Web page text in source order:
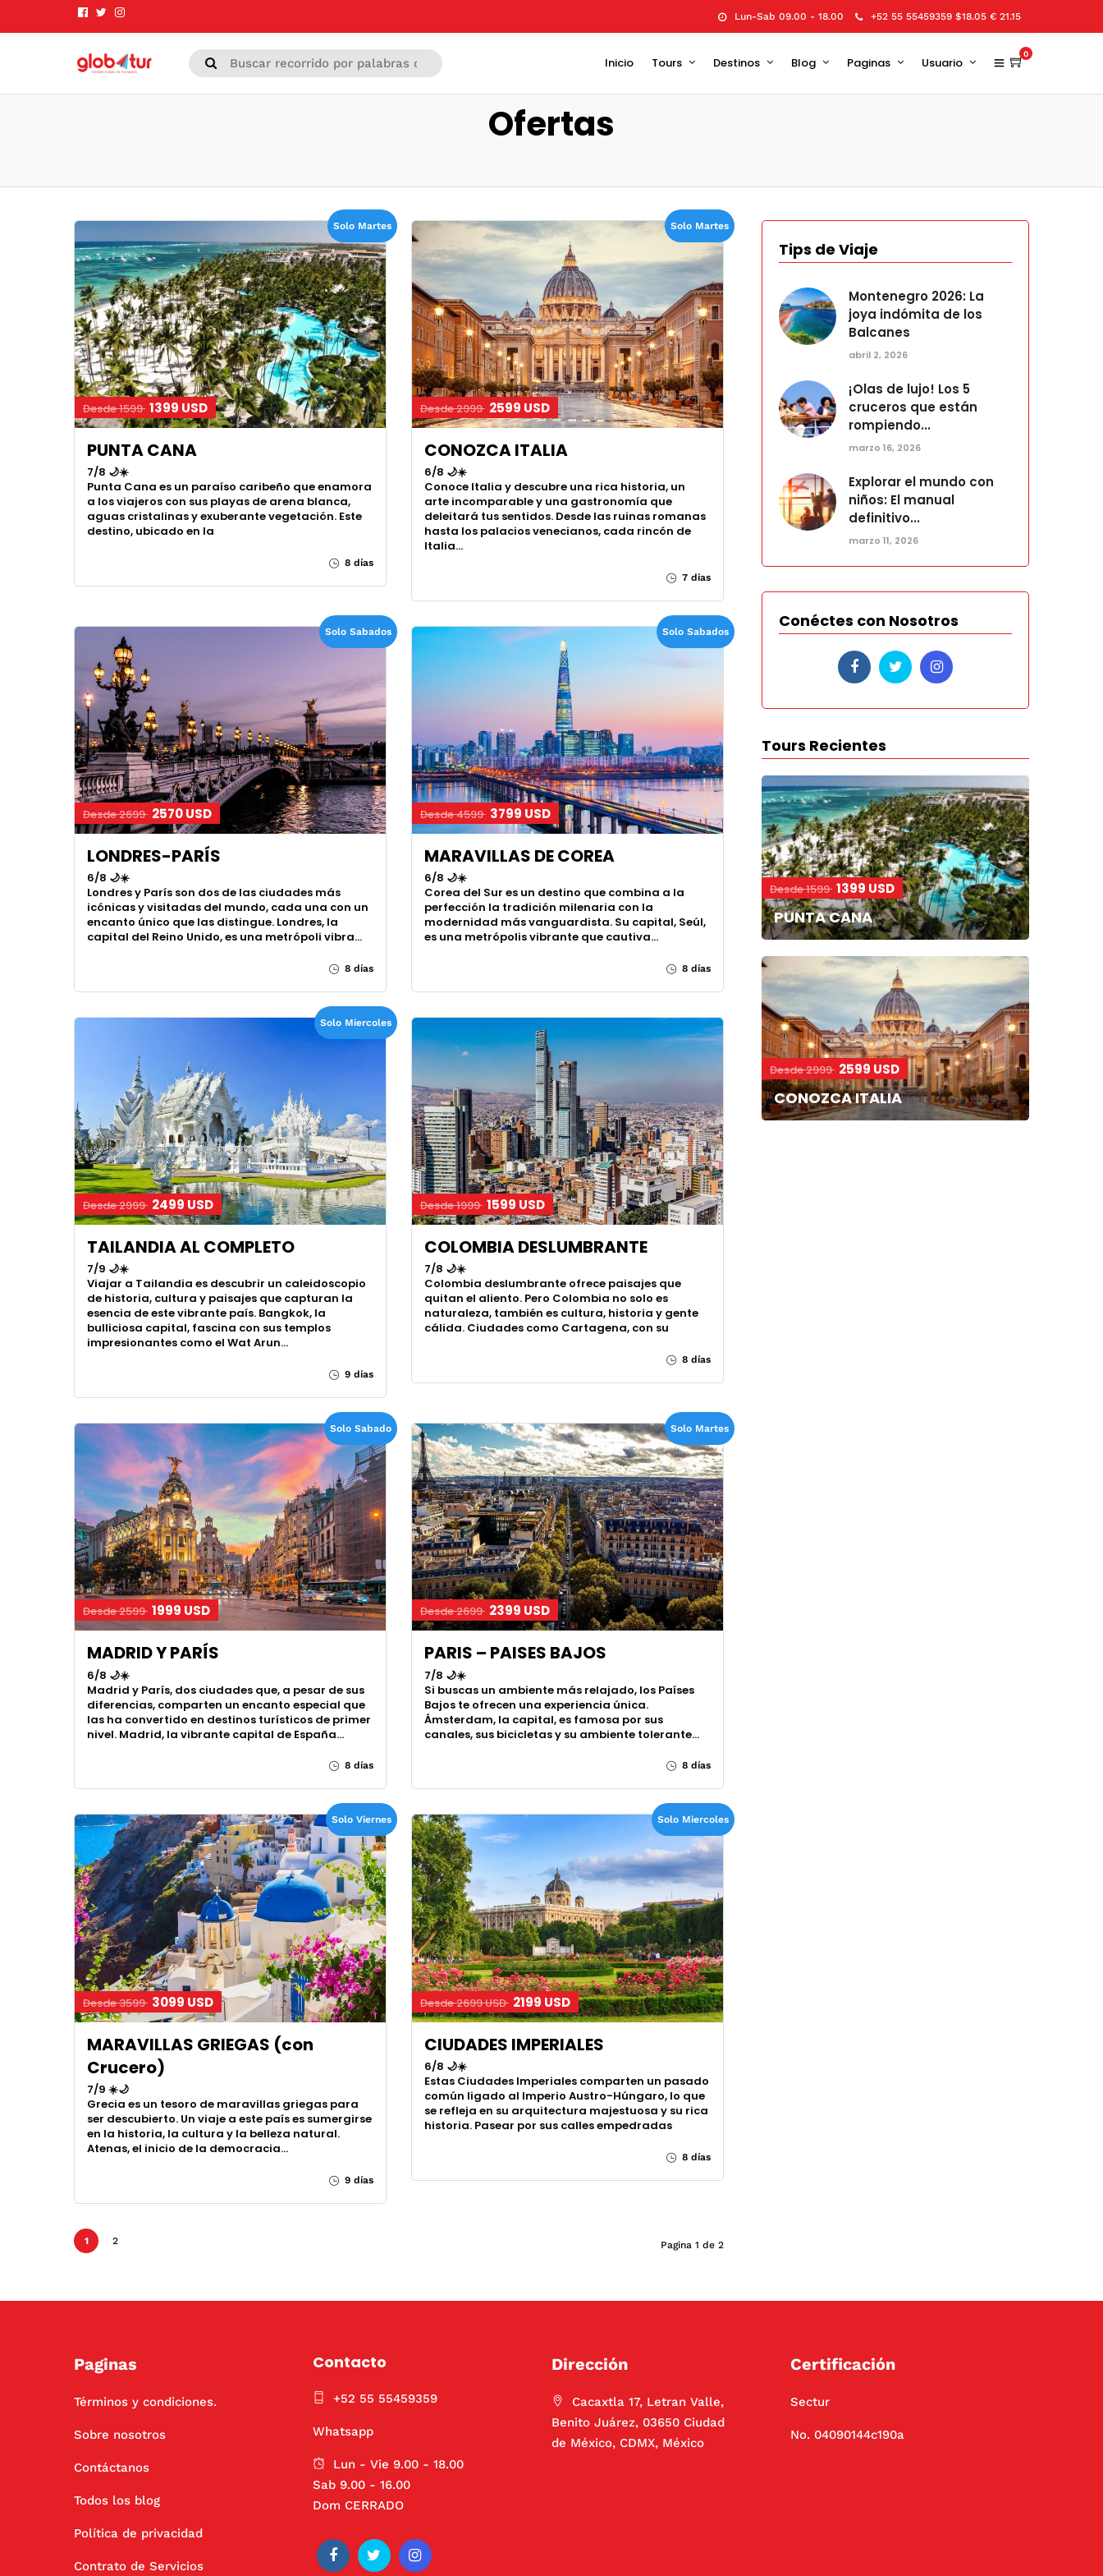
Lun-Sab 09.00 - 18.00 +52 55 55459359 $18.05 € 21.15
Inicio Tours Destinos Blog Paginas Usuario
0
Ofertas
Solo Martes
Desde 1599 1399 USD
PUNTA CANA
7/8 🌙☀️
Punta Cana es un paraíso caribeño que enamora
a los viajeros con sus playas de arena blanca,
aguas cristalinas y exuberante vegetación. Este
destino, ubicado en la
8 días
Solo Martes
Desde 2999 2599 USD
CONOZCA ITALIA
6/8 🌙☀️
Conoce Italia y descubre una rica historia, un
arte incomparable y una gastronomía que
deleitará tus sentidos. Desde las ruinas romanas
hasta los palacios venecianos, cada rincón de
Italia…
7 días
Solo Sabados
Desde 2699 2570 USD
LONDRES-PARÍS
6/8 🌙☀️
Londres y París son dos de las ciudades más
icónicas y visitadas del mundo, cada una con un
encanto único que las distingue. Londres, la
capital del Reino Unido, es una metrópoli vibra…
8 días
Solo Sabados
Desde 4599 3799 USD
MARAVILLAS DE COREA
6/8 🌙☀️
Corea del Sur es un destino que combina a la
perfección la tradición milenaria con la
modernidad más vanguardista. Su capital, Seúl,
es una metrópolis vibrante que cautiva…
8 días
Solo Miercoles
Desde 2999 2499 USD
TAILANDIA AL COMPLETO
7/9 🌙☀️
Viajar a Tailandia es descubrir un caleidoscopio
de historia, cultura y paisajes que capturan la
esencia de este vibrante país. Bangkok, la
bulliciosa capital, fascina con sus templos
impresionantes como el Wat Arun…
9 días
Desde 1999 1599 USD
COLOMBIA DESLUMBRANTE
7/8 🌙☀️
Colombia deslumbrante ofrece paisajes que
quitan el aliento. Pero Colombia no solo es
naturaleza, también es cultura, historia y gente
cálida. Ciudades como Cartagena, con su
8 días
Solo Sabado
Desde 2599 1999 USD
MADRID Y PARÍS
6/8 🌙☀️
Madrid y París, dos ciudades que, a pesar de sus
diferencias, comparten un encanto especial que
las ha convertido en destinos turísticos de primer
nivel. Madrid, la vibrante capital de España…
8 días
Solo Martes
Desde 2699 2399 USD
PARIS – PAISES BAJOS
7/8 🌙☀️
Si buscas un ambiente más relajado, los Países
Bajos te ofrecen una experiencia única.
Ámsterdam, la capital, es famosa por sus
canales, sus bicicletas y su ambiente tolerante…
8 días
Solo Viernes
Desde 3599 3099 USD
MARAVILLAS GRIEGAS (con
Crucero)
7/9 ☀️🌙
Grecia es un tesoro de maravillas griegas para
ser descubierto. Un viaje a este país es sumergirse
en la historia, la cultura y la belleza natural.
Atenas, el inicio de la democracia…
9 días
Solo Miercoles
Desde 2699 USD 2199 USD
CIUDADES IMPERIALES
6/8 🌙☀️
Estas Ciudades Imperiales comparten un pasado
común ligado al Imperio Austro-Húngaro, lo que
se refleja en su arquitectura majestuosa y su rica
historia. Pasear por sus calles empedradas
8 días
1 2 Pagina 1 de 2
Tips de Viaje
Montenegro 2026: La
joya indómita de los
Balcanes
abril 2, 2026
¡Olas de lujo! Los 5
cruceros que están
rompiendo...
marzo 16, 2026
Explorar el mundo con
niños: El manual
definitivo...
marzo 11, 2026
Conéctes con Nosotros
Tours Recientes
Desde 1599 1399 USD
PUNTA CANA
Desde 2999 2599 USD
CONOZCA ITALIA
Paginas
Términos y condiciones.
Sobre nosotros
Contáctanos
Todos los blog
Política de privacidad
Contrato de Servicios
Contacto
+52 55 55459359
Whatsapp
Lun - Vie 9.00 - 18.00
Sab 9.00 - 16.00
Dom CERRADO
Dirección
Cacaxtla 17, Letran Valle,
Benito Juárez, 03650 Ciudad
de México, CDMX, México
Certificación
Sectur
No. 04090144c190a